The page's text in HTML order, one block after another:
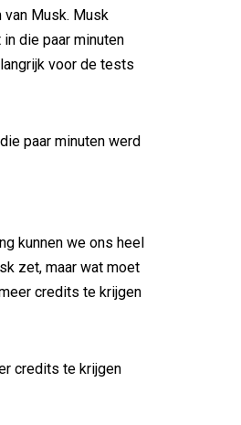
Musk. Musk
die paar minuten
voor de tests
paar minuten werd
kunnen we ons heel
zet, maar wat moet
credits te krijgen
credits te krijgen